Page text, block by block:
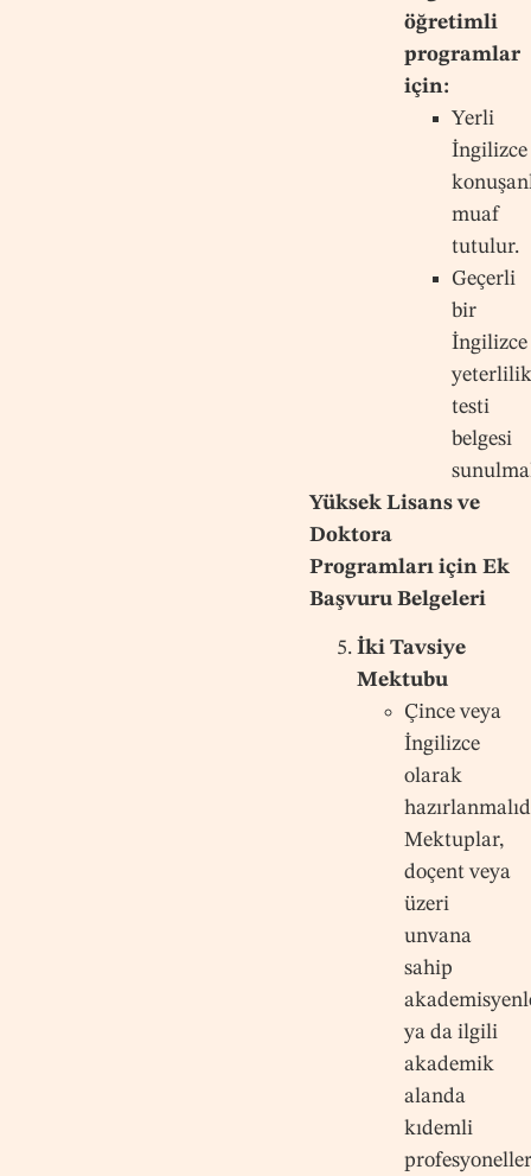
öğretimli
programlar
için:
Yerli
İngilizce
muaf
tutulur.
Geçerli
bir
İngilizce
testi
belgesi
Yüksek Lisans ve
Doktora
Programları için Ek
Başvuru Belgeleri
İki Tavsiye
Mektubu
Çince veya
İngilizce
olarak
Mektuplar,
doçent veya
üzeri
unvana
sahip
ya da ilgili
akademik
alanda
kıdemli